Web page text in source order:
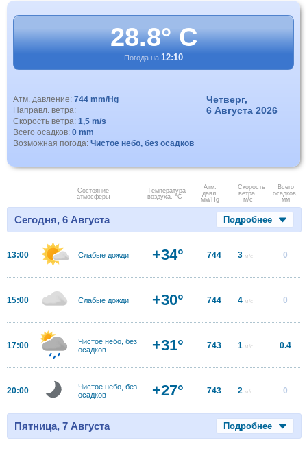
28.8° C
Погода на 12:10
Атм. давление: 744 mm/Hg
Направл. ветра:
Скорость ветра: 1,5 m/s
Всего осадков: 0 mm
Возможная погода: Чистое небо, без осадков
Четверг,
6 Августа 2026
Состояние
атмосферы
Температура
воздуха, °C
Атм.
давл.
мм/Hg
Скорость
ветра.
м/с
Всего
осадков,
мм
Сегодня, 6 Августа Подробнее
13:00 Слабые дожди +34° 744 3 м/с 0
15:00 Слабые дожди +30° 744 4 м/с 0
17:00
Чистое небо, без
осадков
+31° 743 1 м/с 0.4
20:00
Чистое небо, без
осадков
+27° 743 2 м/с 0
Пятница, 7 Августа Подробнее